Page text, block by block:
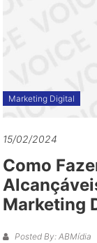
Marketing Digital
15/02/2024
Como
Marketing
Posted By: ABMídia